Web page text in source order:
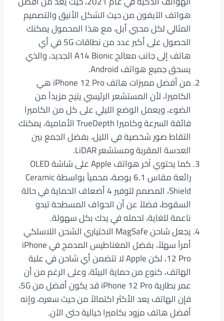
هواتف الآيفون من حيث الشكل الأنيق والتصميم
المثالي لكل محبي أبل، مع هذا المحمول يمكنك
الحصول على أكبر عدد من نطاقات 5G في أي
هاتف إلى جانب معالج A14 Bionic الجديد، والذي
يسحق جميع هواتف Android.
من أفضل مميزات هاتف iPhone 12 Pro هي
الكاميرا، لأن المستشعر الرئيسي يتيح مزيداً من
الضوء، ويعمل الوضع الليلي على كل من الكاميرا
فائقة السرعة وكاميرا TrueDepth الأمامية، يمكنك
التقاط صور شخصية في الليل، بفضل الجمع بين
العدسة المقربة ومستشعر LiDAR.
كما يحتوي آخر هواتف Apple على شاشة OLED
رائعة مقاس 6.1 بوصة، محمياً بواسطة Ceramic
Shield، المصمم لتوفير 4 أضعاف الحماية في حالة
السقوط، فضلاً عن أن الحواف المسطحة تبدو
ناعمة للغاية، لحمله في يدك بكل سهولة.
يجعل شاحن MagSafe الاختياري الشحن اللاسلكي
أمراً سهلاً، بفضل المغناطيس المدمج في iPhone
12 Pro، لكن Apple لا تتضمن أي شاحن في علبة
الهاتف، كنوع من حماية البيئة، وعلى الرغم من أن
عمر بطارية iPhone 12 Pro قد يكون أفضل من 5G،
فإن الهاتف يعد الأكثر اكتمالاً من حيث سعره، وإنه
أفضل هاتف مزود بكاميرا خيالية حتى الآن.